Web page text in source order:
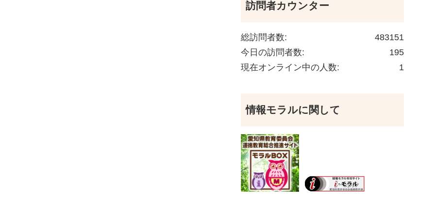
訪問者カウンター
483151
総訪問者数:
195
今日の訪問者数:
1
現在オンライン中の人数:
情報モラルに関して